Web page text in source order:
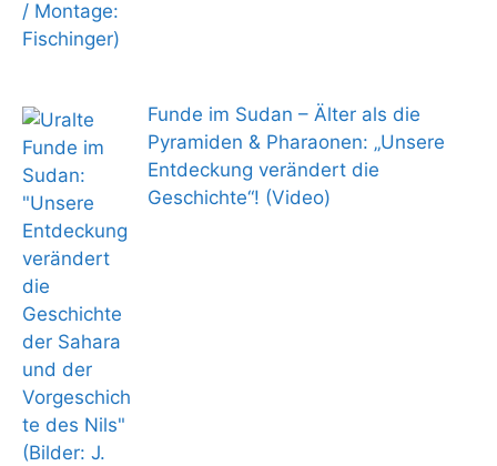
Funde im Sudan – Älter als die
Pyramiden & Pharaonen: „Unsere
Entdeckung verändert die
Geschichte“! (Video)